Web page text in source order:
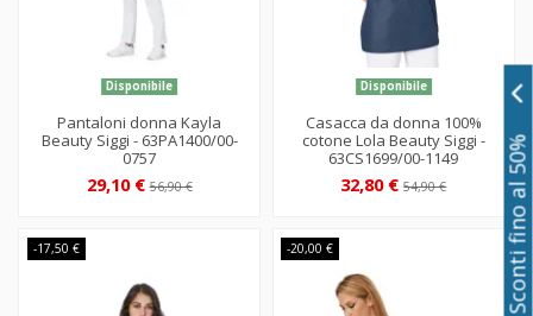
Disponibile
Pantaloni donna Kayla
Beauty Siggi - 63PA1400/00-
0757
29,10 €56,90 €
Disponibile
Casacca da donna 100%
cotone Lola Beauty Siggi -
63CS1699/00-1149
32,80 €54,90 €
-17,50 € -20,00 € Sconti fino al 50%